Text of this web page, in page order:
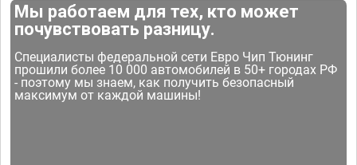
Мы работаем для тех, кто может
почувствовать разницу.
Специалисты федеральной сети Евро Чип Тюнинг
прошили более 10 000 автомобилей в 50+ городах РФ
- поэтому мы знаем, как получить безопасный
максимум от каждой машины!